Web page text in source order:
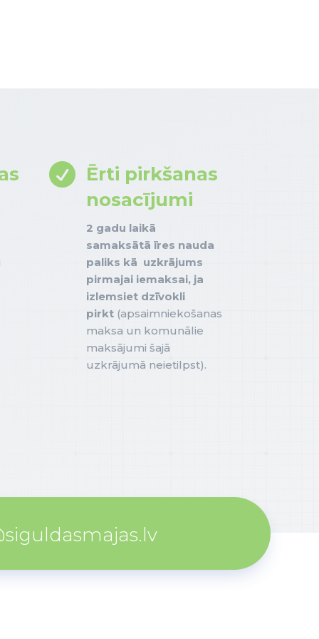
 Ērti pirkšanas
nosacījumi
2 gadu laikā
samaksātā īres nauda
paliks kā uzkrājums
pirmajai iemaksai, ja
izlemsiet dzīvokli
pirkt (apsaimniekošanas
maksa un komunālie
maksājumi šajā
uzkrājumā neietilpst).